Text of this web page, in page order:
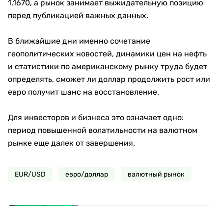
1,1670, а рынок занимает выжидательную позицию
перед публикацией важных данных.
В ближайшие дни именно сочетание
геополитических новостей, динамики цен на нефть
и статистики по американскому рынку труда будет
определять, сможет ли доллар продолжить рост или
евро получит шанс на восстановление.
Для инвесторов и бизнеса это означает одно:
период повышенной волатильности на валютном
рынке еще далек от завершения.
EUR/USD евро/доллар валютный рынок